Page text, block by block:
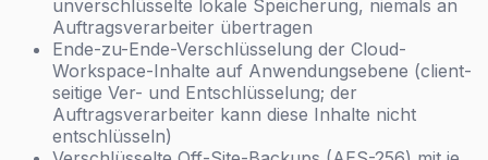
unverschlüsselte lokale Speicherung, niemals an
Auftragsverarbeiter übertragen
Ende-zu-Ende-Verschlüsselung der Cloud-
Workspace-Inhalte auf Anwendungsebene (client-
seitige Ver- und Entschlüsselung; der
Auftragsverarbeiter kann diese Inhalte nicht
entschlüsseln)